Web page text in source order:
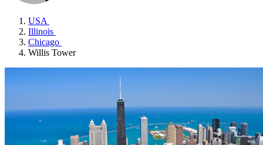
USA
Illinois
Chicago
Willis Tower